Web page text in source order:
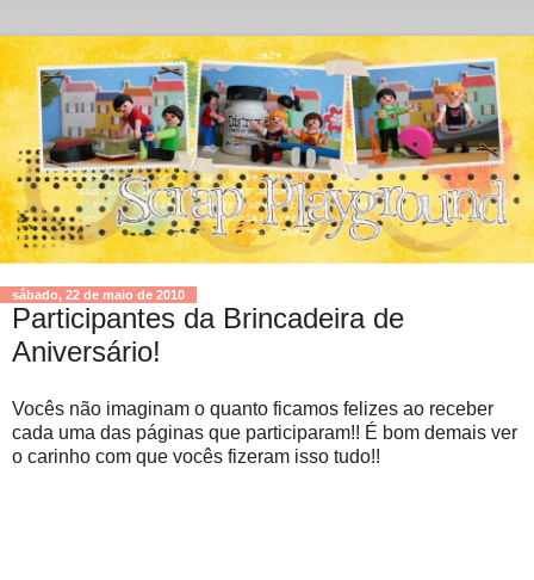
sábado, 22 de maio de 2010
Participantes da Brincadeira de
Aniversário!
Vocês não imaginam o quanto ficamos felizes ao receber
cada uma das páginas que participaram!! É bom demais ver
o carinho com que vocês fizeram isso tudo!!